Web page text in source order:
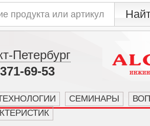
Петербург
371-69-53
СЕМИНАРЫ